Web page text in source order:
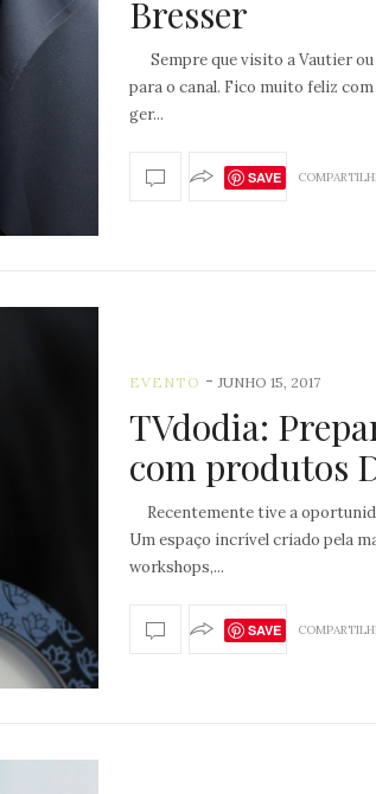
Bresser
Sempre que visito a Vautier
para o canal. Fico muito feliz
ger...
SAVE
EVENTO -JUNHO 15, 2017
TVdodia:
com produtos
Recentemente tive a
Um espaço incrível criado pela
workshops,...
SAVE